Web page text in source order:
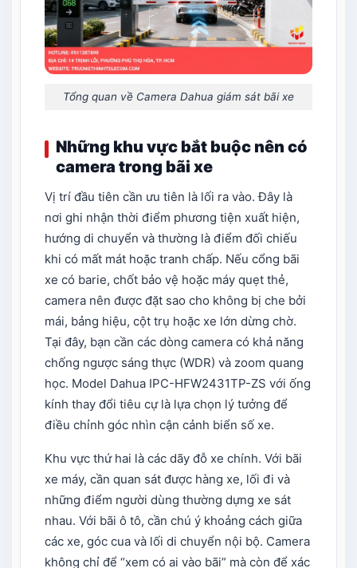
Tổng quan về Camera Dahua giám sát bãi xe
Những khu vực bắt buộc nên có
camera trong bãi xe
Vị trí đầu tiên cần ưu tiên là lối ra vào. Đây là
nơi ghi nhận thời điểm phương tiện xuất hiện,
hướng di chuyển và thường là điểm đối chiếu
khi có mất mát hoặc tranh chấp. Nếu cổng bãi
xe có barie, chốt bảo vệ hoặc máy quẹt thẻ,
camera nên được đặt sao cho không bị che bởi
mái, bảng hiệu, cột trụ hoặc xe lớn dừng chờ.
Tại đây, bạn cần các dòng camera có khả năng
chống ngược sáng thực (WDR) và zoom quang
học. Model Dahua IPC-HFW2431TP-ZS với ống
kính thay đổi tiêu cự là lựa chọn lý tưởng để
điều chỉnh góc nhìn cận cảnh biển số xe.
Khu vực thứ hai là các dãy đỗ xe chính. Với bãi
xe máy, cần quan sát được hàng xe, lối đi và
những điểm người dùng thường dựng xe sát
nhau. Với bãi ô tô, cần chú ý khoảng cách giữa
các xe, góc cua và lối di chuyển nội bộ. Camera
không chỉ để “xem có ai vào bãi” mà còn để xác